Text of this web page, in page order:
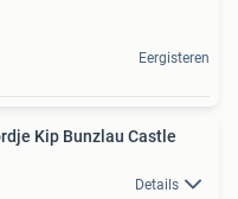
Eergisteren
Kip Bunzlau Castle
Details